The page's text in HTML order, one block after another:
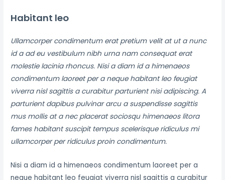
Habitant leo
Ullamcorper condimentum erat pretium velit at ut a nunc
id a ad eu vestibulum nibh urna nam consequat erat
molestie lacinia rhoncus. Nisi a diam id a himenaeos
condimentum laoreet per a neque habitant leo feugiat
viverra nisl sagittis a curabitur parturient nisi adipiscing. A
parturient dapibus pulvinar arcu a suspendisse sagittis
mus mollis at a nec placerat sociosqu himenaeos litora
fames habitant suscipit tempus scelerisque ridiculus mi
ullamcorper per ridiculus proin condimentum.
Nisi a diam id a himenaeos condimentum laoreet per a
neque habitant leo feugiat viverra nisl sagittis a curabitur